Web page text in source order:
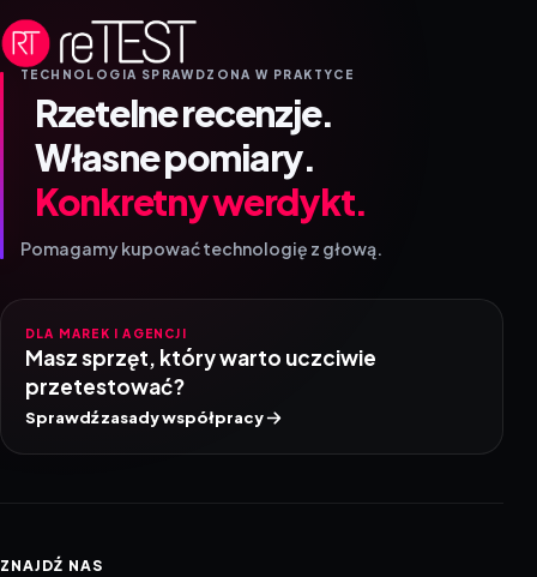
TECHNOLOGIA SPRAWDZONA W PRAKTYCE
Rzetelne recenzje.
Własne pomiary.
Konkretny werdykt.
Pomagamy kupować technologię z głową.
DLA MAREK I AGENCJI
Masz sprzęt, który warto uczciwie
przetestować?
Sprawdź zasady współpracy
ZNAJDŹ NAS